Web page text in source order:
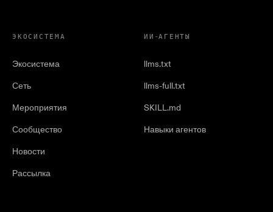
ЭКОСИСТЕМА
Экосистема
Сеть
Мероприятия
Сообщество
Новости
Рассылка
ИИ-АГЕНТЫ
llms.txt
llms-full.txt
SKILL.md
Навыки агентов